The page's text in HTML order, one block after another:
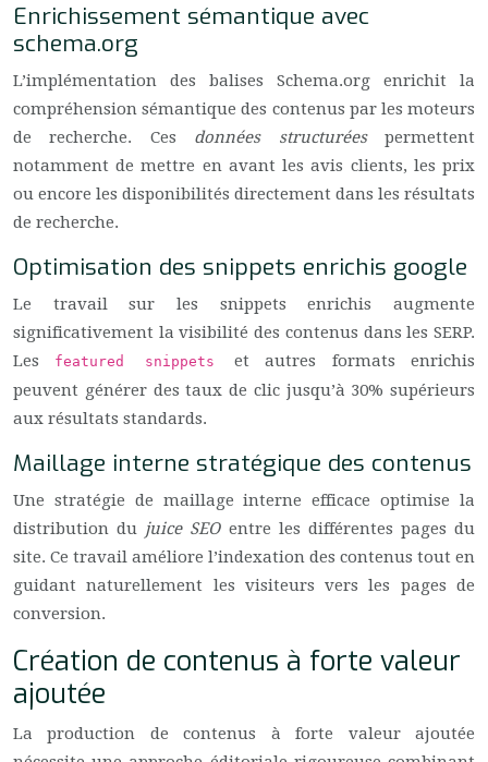
Enrichissement sémantique avec
schema.org
L’implémentation des balises Schema.org enrichit la
compréhension sémantique des contenus par les moteurs
de recherche. Ces données structuréespermettent
notamment de mettre en avant les avis clients, les prix
ou encore les disponibilités directement dans les résultats
de recherche.
Optimisation des snippets enrichis google
Le travail sur les snippets enrichis augmente
significativement la visibilité des contenus dans les SERP.
Les
featured snippetset autres formats enrichis
peuvent générer des taux de clic jusqu’à 30% supérieurs
aux résultats standards.
Maillage interne stratégique des contenus
Une stratégie de maillage interne efficace optimise la
distribution du juice SEO entre les différentes pages du
site. Ce travail améliore l’indexation des contenus tout en
guidant naturellement les visiteurs vers les pages de
conversion.
Création de contenus à forte valeur
ajoutée
La production de contenus à forte valeur ajoutée